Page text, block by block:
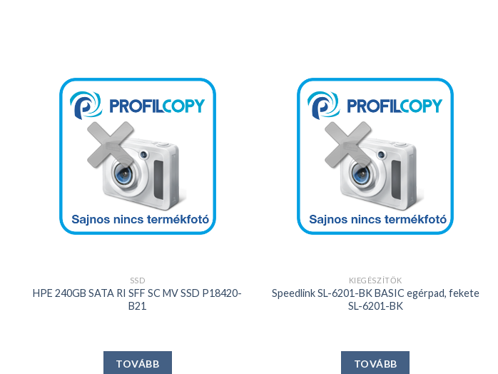
Kedvencekhez
SSD
HPE 240GB SATA RI SFF SC MV SSD P18420-
B21
TOVÁBB
Kedvencekhez
KIEGÉSZÍTŐK
Speedlink SL-6201-BK BASIC egérpad, fekete
SL-6201-BK
TOVÁBB